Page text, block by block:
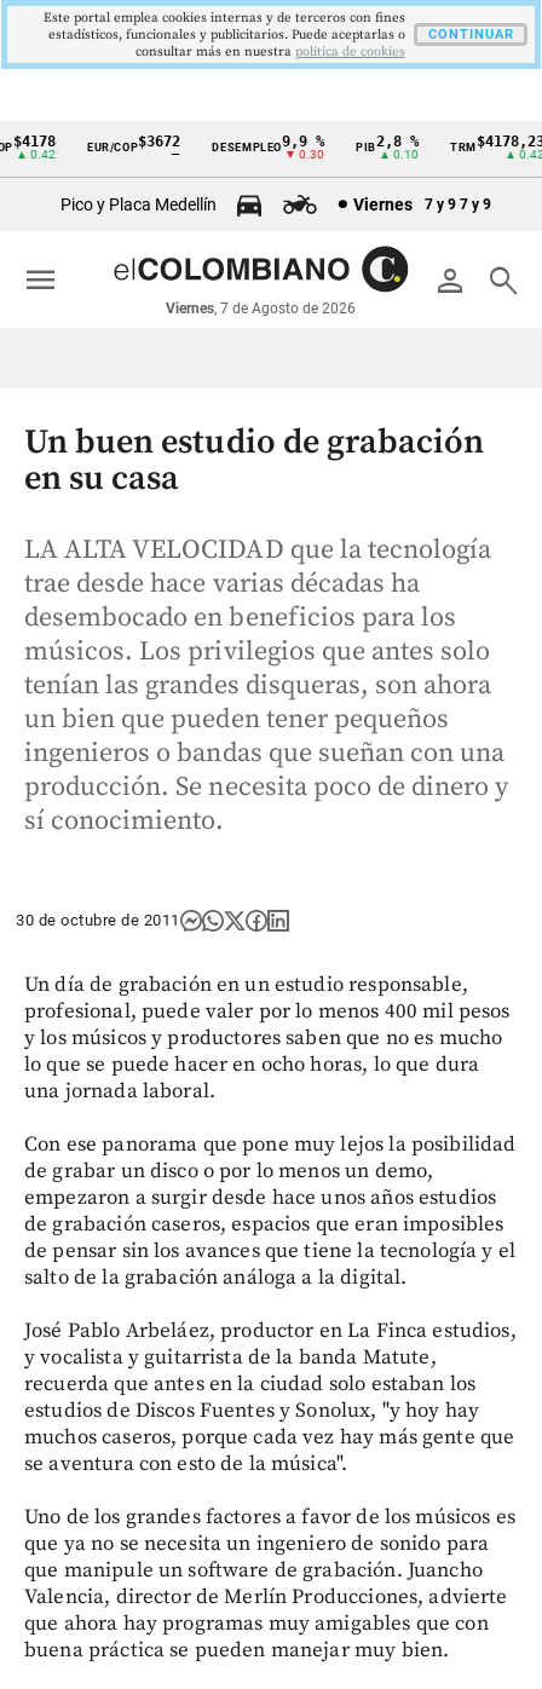
Cintillo
económicos
Colombia
▲ 0.42
EUR/COP$3672 DESEMPLEO 9,9 %
▼ 0.30
PIB2,8 %
▲ 0.10
TRM $4178,23
▲ 0.42
Pico y Placa Medellín Viernes 7 y 9 7 y 9
person search
Viernes, 7 de Agosto de 2026
menu
Un buen estudio de grabación
en su casa
LA ALTA VELOCIDAD que la tecnología
trae desde hace varias décadas ha
desembocado en beneficios para los
músicos. Los privilegios que antes solo
tenían las grandes disqueras, son ahora
un bien que pueden tener pequeños
ingenieros o bandas que sueñan con una
producción. Se necesita poco de dinero y
sí conocimiento.
30 de octubre de 2011
Un día de grabación en un estudio responsable,
profesional, puede valer por lo menos 400 mil pesos
y los músicos y productores saben que no es mucho
lo que se puede hacer en ocho horas, lo que dura
una jornada laboral.
Con ese panorama que pone muy lejos la posibilidad
de grabar un disco o por lo menos un demo,
empezaron a surgir desde hace unos años estudios
de grabación caseros, espacios que eran imposibles
de pensar sin los avances que tiene la tecnología y el
salto de la grabación análoga a la digital.
José Pablo Arbeláez, productor en La Finca estudios,
y vocalista y guitarrista de la banda Matute,
recuerda que antes en la ciudad solo estaban los
estudios de Discos Fuentes y Sonolux, "y hoy hay
muchos caseros, porque cada vez hay más gente que
se aventura con esto de la música".
Uno de los grandes factores a favor de los músicos es
que ya no se necesita un ingeniero de sonido para
que manipule un software de grabación. Juancho
Valencia, director de Merlín Producciones, advierte
que ahora hay programas muy amigables que con
buena práctica se pueden manejar muy bien.
Este portal emplea cookies internas y de terceros con fines
estadísticos, funcionales y publicitarios. Puede aceptarlas o
consultar más en nuestra politica de cookies
CONTINUAR